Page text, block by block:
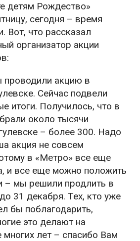
детям Рождество»
сегодня – время
Вот, что рассказал
организатор акции
проводили акцию в
Сейчас подвели
итоги. Получилось, что в
около тысячи
– более 300. Надо
акция не совсем
в «Метро» все еще
и все еще можно положить
– мы решили продлить в
31 декабря. Тех, кто уже
бы поблагодарить,
это делают на
лет – спасибо Вам